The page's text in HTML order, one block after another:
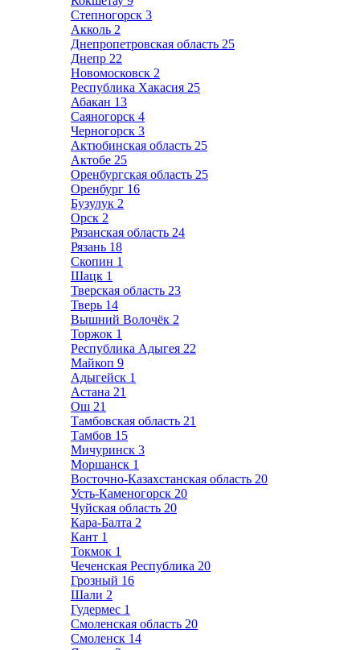
Степногорск 3
Акколь 2
Днепропетровская область 25
Днепр 22
Новомосковск 2
Республика Хакасия 25
Абакан 13
Саяногорск 4
Черногорск 3
Актюбинская область 25
Актобе 25
Оренбургская область 25
Оренбург 16
Бузулук 2
Орск 2
Рязанская область 24
Рязань 18
Скопин 1
Шацк 1
Тверская область 23
Тверь 14
Вышний Волочёк 2
Торжок 1
Республика Адыгея 22
Майкоп 9
Адыгейск 1
Астана 21
Ош 21
Тамбовская область 21
Тамбов 15
Мичуринск 3
Моршанск 1
Восточно-Казахстанская область 20
Усть-Каменогорск 20
Чуйская область 20
Кара-Балта 2
Кант 1
Токмок 1
Чеченская Республика 20
Грозный 16
Шали 2
Гудермес 1
Смоленская область 20
Смоленск 14